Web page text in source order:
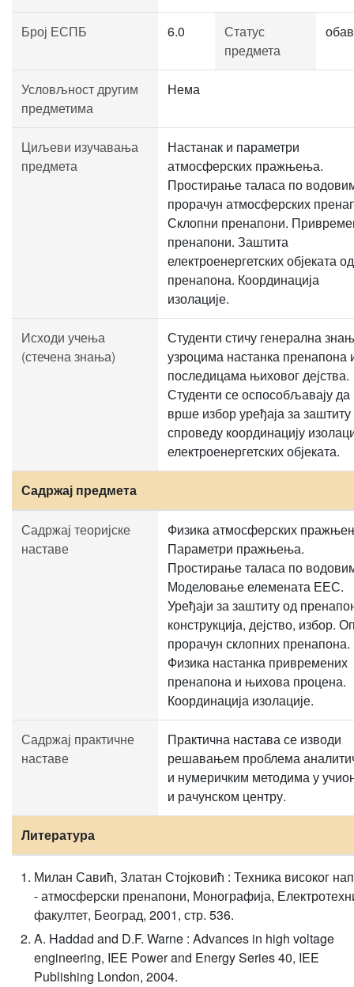
Број ЕСПБ 6.0
Статус
предмета
Условљност другим
предметима
Нема
Циљеви изучавања
предмета
Настанак и параметри
атмосферских пражњења.
Простирање таласа по
прорачун атмосферских
Склопни пренапони.
пренапони. Заштита
електроенергетских објеката од
пренапона. Координација
изолације.
Исходи учења
(стечена знања)
Студенти стичу генерална
узроцима настанка пренапона
последицама њиховог дејства.
Студенти се оспособљавају да
врше избор уређаја за
спроведу координацију
електроенергетских објеката.
Садржај предмета
Садржај теоријске
наставе
Физика атмосферских
Параметри пражњења.
Простирање таласа по
Моделовање елемената ЕЕС.
Уређаји за заштиту од
конструкција, дејство, избор.
прорачун склопних пренапона.
Физика настанка привремених
пренапона и њихова процена.
Координација изолације.
Садржај практичне
наставе
Практична настава се изводи
решавањем проблема
и нумеричким методима у
и рачунском центру.
Литература
Милан Савић, Златан Стојковић : Техника високог
- атмосферски пренапони, Монографија,
факултет, Београд, 2001, стр. 536.
A. Haddad and D.F. Warne : Advances in high voltage
engineering, IEE Power and Energy Series 40, IEE
Publishing London, 2004.